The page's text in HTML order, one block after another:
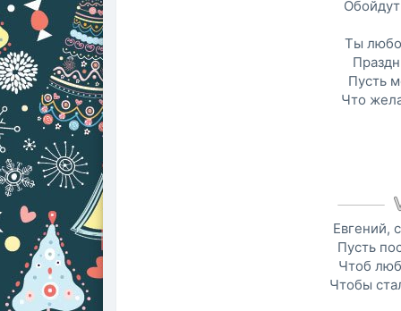
Ты
Пусть
Что
Евгений,
Пусть
Чтоб
Чтобы